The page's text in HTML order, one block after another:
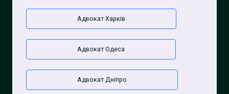
Адвокат Харків
Адвокат Одеса
Адвокат Дніпро